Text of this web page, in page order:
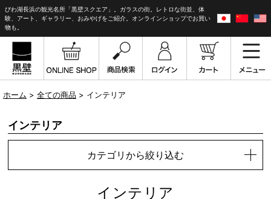
びわ湖長浜の観光名所「黒壁スクエア」。ガラスの街。レトロな街並、体
験、アート、ギャラリー、おみやげをご紹介。オンラインショップでお買い
物も。
ホーム > 全ての商品 > インテリア
インテリア
カテゴリから絞り込む
インテリア